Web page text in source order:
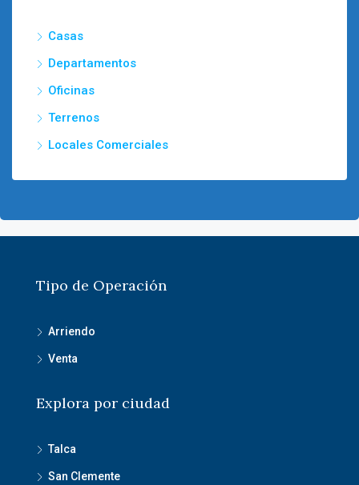
Casas
Departamentos
Oficinas
Terrenos
Locales Comerciales
Tipo de Operación
Arriendo
Venta
Explora por ciudad
Talca
San Clemente